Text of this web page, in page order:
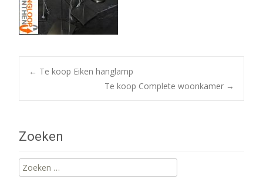
Post
← Te koop Eiken hanglamp
Te koop Complete woonkamer →
Zoeken
Zoeken
naar: